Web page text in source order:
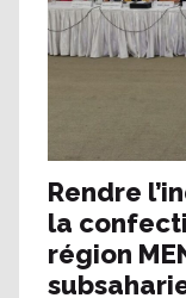
Rendre
la
région